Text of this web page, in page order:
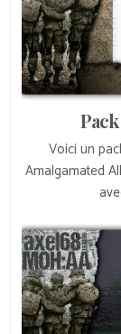
Voici un
Amalgamated